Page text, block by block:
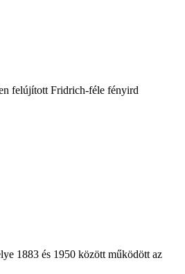
felújított Fridrich-féle fényird
1883 és 1950 között működött az